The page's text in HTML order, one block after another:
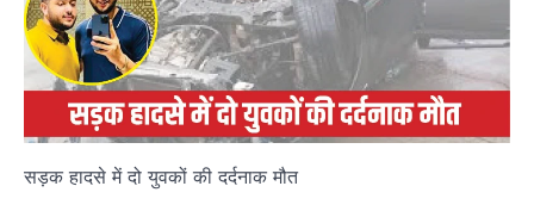
सड़क हादसे में दो युवकों की दर्दनाक मौत